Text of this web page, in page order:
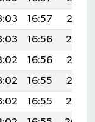
16:57
20:15
16:56
20:14
16:56
20:13
16:55
20:12
16:55
20:10